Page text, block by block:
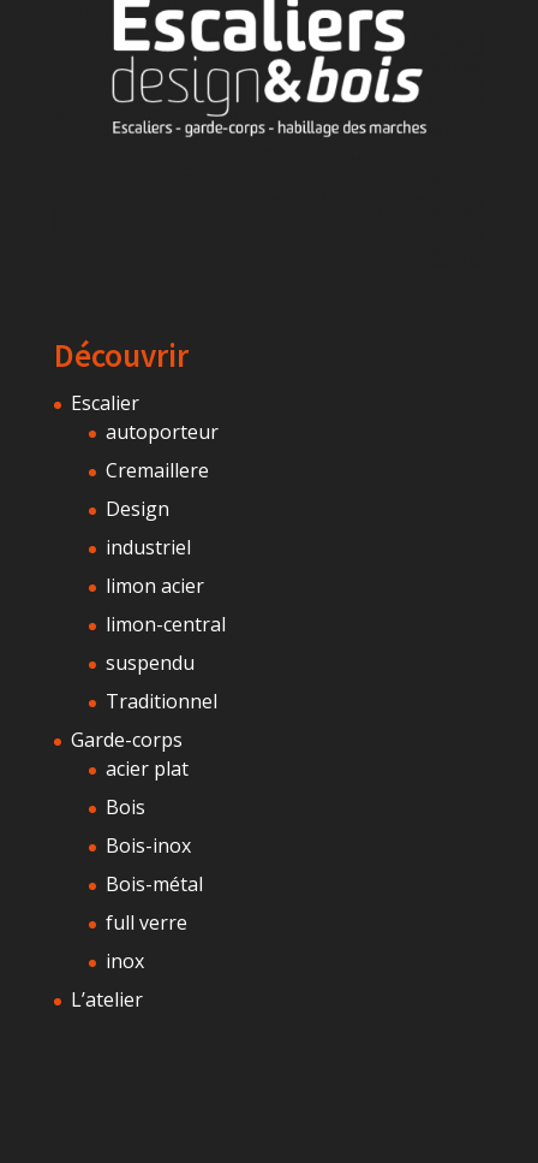
Découvrir
Escalier
autoporteur
Cremaillere
Design
industriel
limon acier
limon-central
suspendu
Traditionnel
Garde-corps
acier plat
Bois
Bois-inox
Bois-métal
full verre
inox
L’atelier